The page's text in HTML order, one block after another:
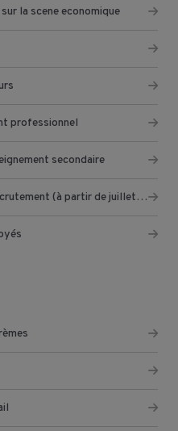
la scene economique
professionnel
secondaire
Subsides sectoriels pour le recrutement (à partir de juillet 2022)